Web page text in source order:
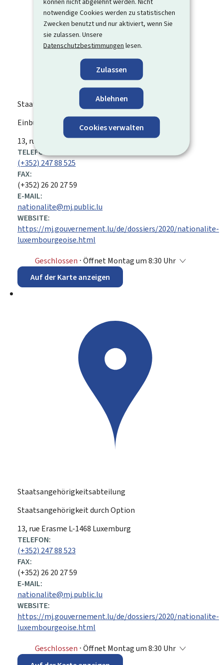
notwendige Cookies werden zu statistischen
Zwecken benutzt und nur aktiviert, wenn Sie
sie zulassen. Unsere
Datenschutzbestimmungen lesen.
Zulassen
Ablehnen
Cookies verwalten
Staatsangehörigkeitsabteilung
Einbürgerung
ADRESSE:
13, rue ErasmeL-1468Luxemburg
TELEFON:
(+352) 247 88 525
FAX:
(+352) 26 20 27 59
E-MAIL:
nationalite@mj.public.lu
WEBSITE:
https://mj.gouvernement.lu/de/dossiers/2020/nationalite-
luxembourgeoise.html
Geschlossen ⋅ Öffnet Montag um 8:30 Uhr
Auf der Karte anzeigen
Staatsangehörigkeitsabteilung
Staatsangehörigkeit durch Option
ADRESSE:
13, rue Erasme L-1468 Luxemburg
TELEFON:
(+352) 247 88 523
FAX:
(+352) 26 20 27 59
E-MAIL:
nationalite@mj.public.lu
WEBSITE:
https://mj.gouvernement.lu/de/dossiers/2020/nationalite-
luxembourgeoise.html
Geschlossen ⋅ Öffnet Montag um 8:30 Uhr